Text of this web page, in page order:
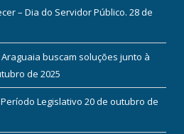
– Dia do Servidor Público. 28 de
buscam soluções junto à
de 2025
Legislativo 20 de outubro de